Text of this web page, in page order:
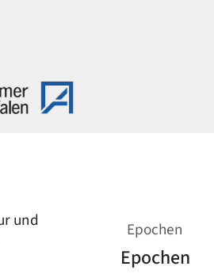
und
Epochen
Epochen